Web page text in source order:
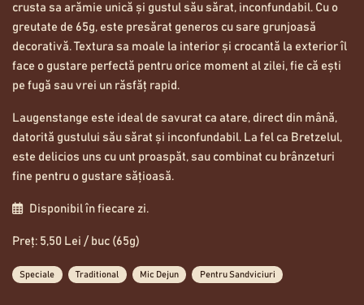
crusta sa arămie unică și gustul său sărat, inconfundabil. Cu o
greutate de 65g, este presărat generos cu sare grunjoasă
decorativă. Textura sa moale la interior și crocantă la exterior îl
face o gustare perfectă pentru orice moment al zilei, fie că ești
pe fugă sau vrei un răsfăț rapid.
Laugenstange este ideal de savurat ca atare, direct din mână,
datorită gustului său sărat și inconfundabil. La fel ca Bretzelul,
este delicios uns cu unt proaspăt, sau combinat cu brânzeturi
fine pentru o gustare sățioasă.
Disponibil în fiecare zi.
Preț: 5,50 Lei / buc (65g)
Speciale Traditional Mic Dejun Pentru Sandviciuri